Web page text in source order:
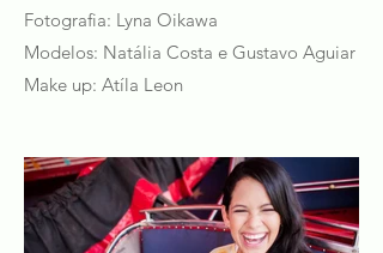
Fotografia: Lyna Oikawa
Modelos: Natália Costa e Gustavo Aguiar
Make up: Atíla Leon